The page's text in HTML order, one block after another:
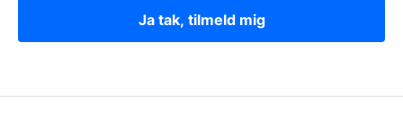
Ja tak, tilmeld mig